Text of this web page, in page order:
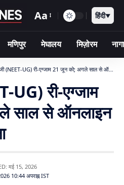
Aa हिंदी▼
मणिपुर मेघालय मिज़ोरम
UG) री-एग्जाम 21 जून को; अगले साल से ऑनलाइन मोड में होगी परीक्षा
UG) री-एग्जाम
साल से ऑनलाइन
10:44 अपराह्न IST
मई 15, 2026